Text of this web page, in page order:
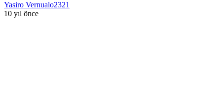
Yasiro Vernualo2321
10 yıl önce